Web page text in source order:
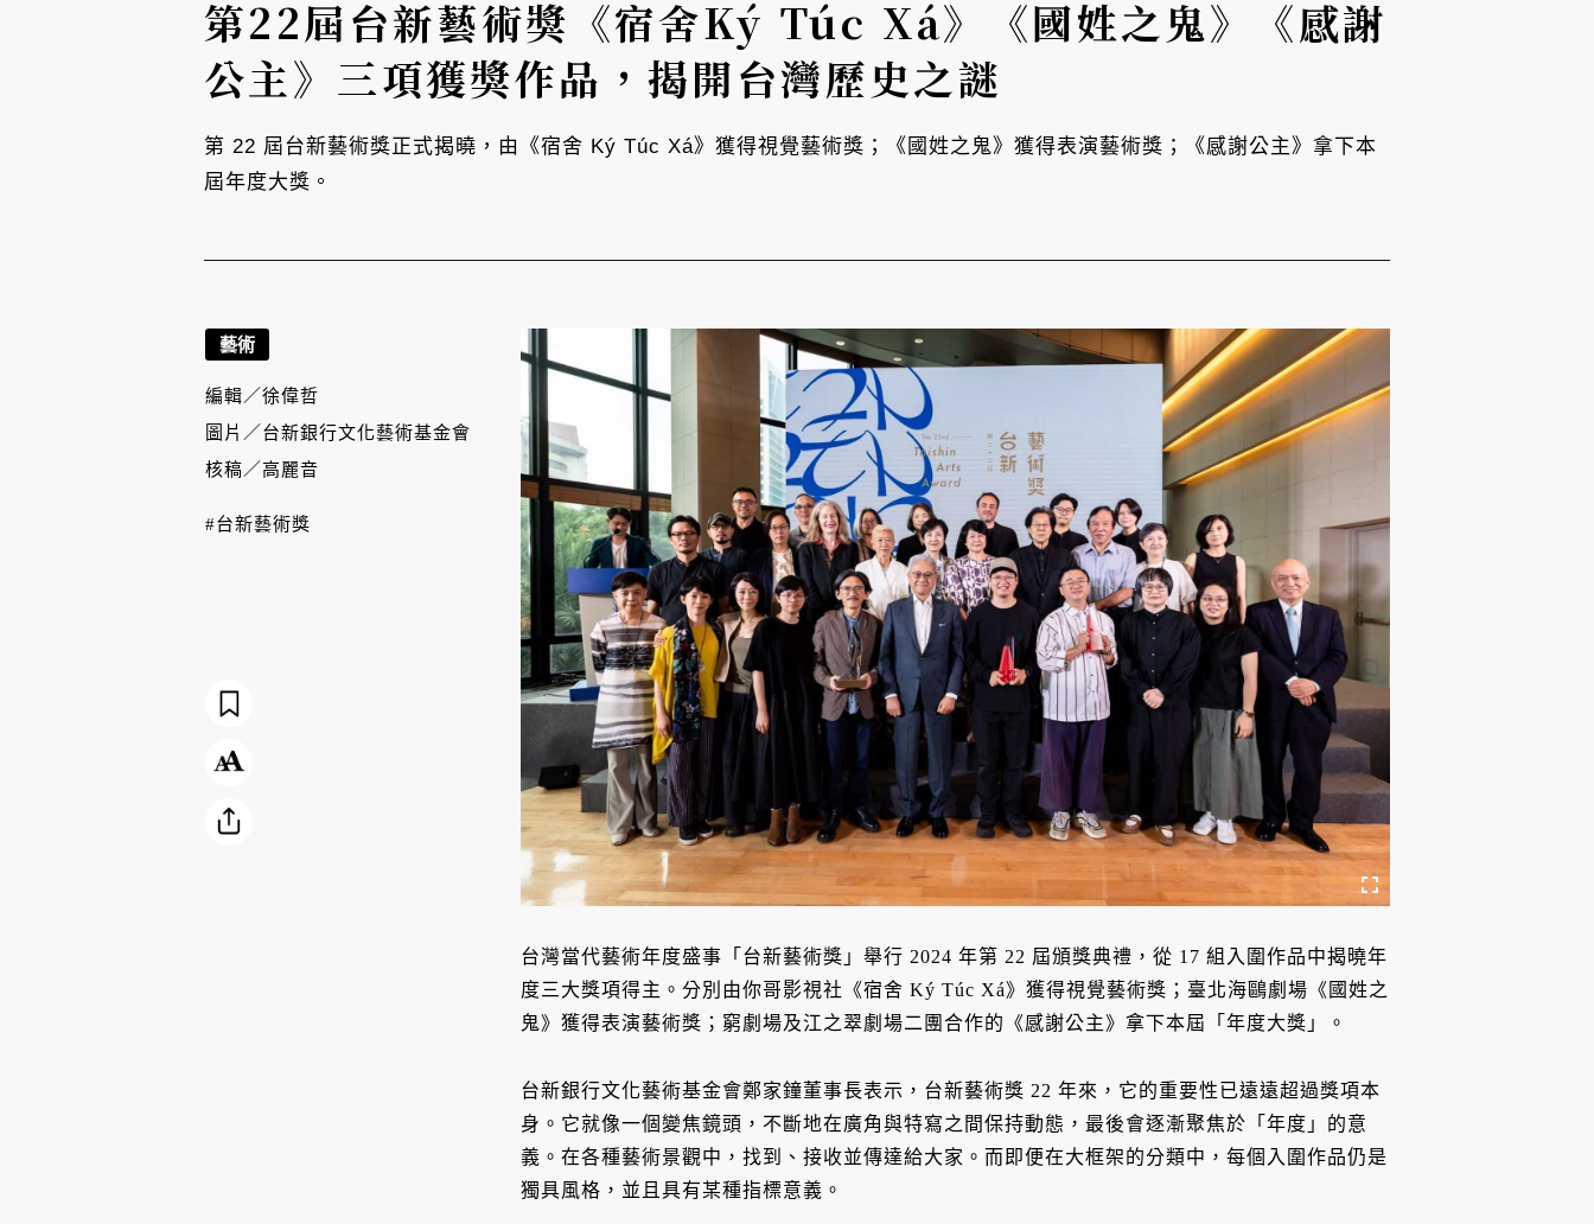
第22屆台新藝術獎《宿舍Ký Túc Xá》《國姓之鬼》《感謝
公主》三項獲獎作品，揭開台灣歷史之謎
第 22 屆台新藝術獎正式揭曉，由《宿舍 Ký Túc Xá》獲得視覺藝術獎；《國姓之鬼》獲得表演藝術獎；《感謝公主》拿下本
屆年度大獎。
台灣當代藝術年度盛事「台新藝術獎」舉行 2024 年第 22 屆頒獎典禮，從 17 組入圍作品中揭曉年
度三大獎項得主。分別由你哥影視社《宿舍 Ký Túc Xá》獲得視覺藝術獎；臺北海鷗劇場《國姓之
鬼》獲得表演藝術獎；窮劇場及江之翠劇場二團合作的《感謝公主》拿下本屆「年度大獎」。
台新銀行文化藝術基金會鄭家鐘董事長表示，台新藝術獎 22 年來，它的重要性已遠遠超過獎項本
身。它就像一個變焦鏡頭，不斷地在廣角與特寫之間保持動態，最後會逐漸聚焦於「年度」的意
義。在各種藝術景觀中，找到、接收並傳達給大家。而即便在大框架的分類中，每個入圍作品仍是
獨具風格，並且具有某種指標意義。
藝術
編輯／徐偉哲
圖片／台新銀行文化藝術基金會
核稿／高麗音
#台新藝術獎